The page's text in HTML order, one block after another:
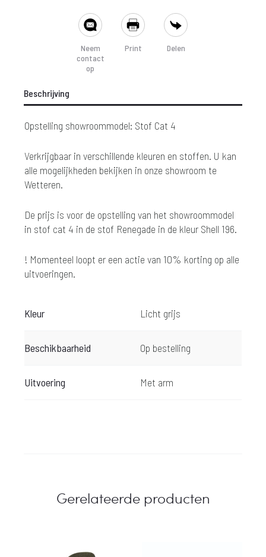
Neem
contact
op
Print Delen
Beschrijving
Opstelling showroommodel: Stof Cat 4
Verkrijgbaar in verschillende kleuren en stoffen. U kan
alle mogelijkheden bekijken in onze showroom te
Wetteren.
De prijs is voor de opstelling van het showroommodel
in stof cat 4 in de stof Renegade in de kleur Shell 196.
! Momenteel loopt er een actie van 10% korting op alle
uitvoeringen.
Kleur Licht grijs
Beschikbaarheid Op bestelling
Uitvoering Met arm
Gerelateerde producten